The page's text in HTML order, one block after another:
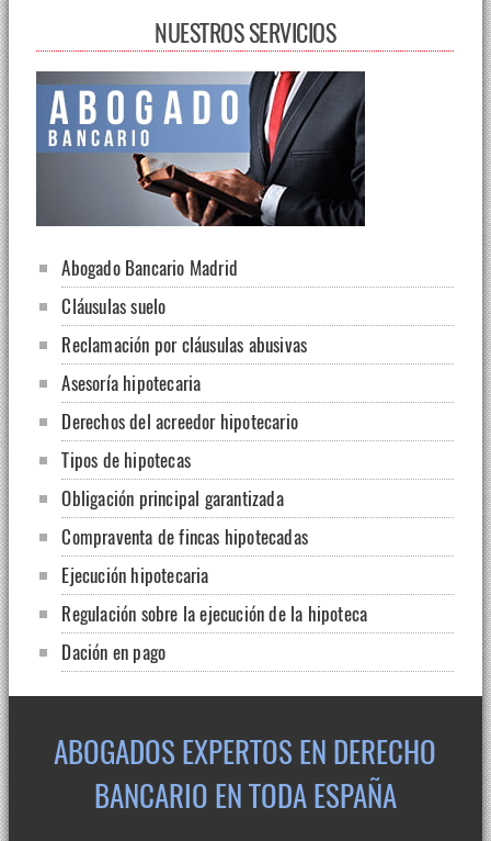
NUESTROS SERVICIOS
Abogado Bancario Madrid
Cláusulas suelo
Reclamación por cláusulas abusivas
Asesoría hipotecaria
Derechos del acreedor hipotecario
Tipos de hipotecas
Obligación principal garantizada
Compraventa de fincas hipotecadas
Ejecución hipotecaria
Regulación sobre la ejecución de la hipoteca
Dación en pago
ABOGADOS EXPERTOS EN DERECHO
BANCARIO EN TODA ESPAÑA